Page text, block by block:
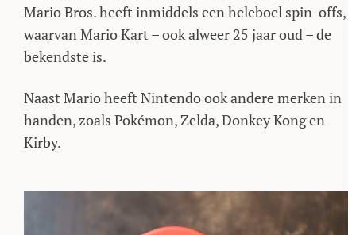
Mario Bros. heeft inmiddels een heleboel spin-offs,
waarvan Mario Kart – ook alweer 25 jaar oud – de
bekendste is.
Naast Mario heeft Nintendo ook andere merken in
handen, zoals Pokémon, Zelda, Donkey Kong en
Kirby.